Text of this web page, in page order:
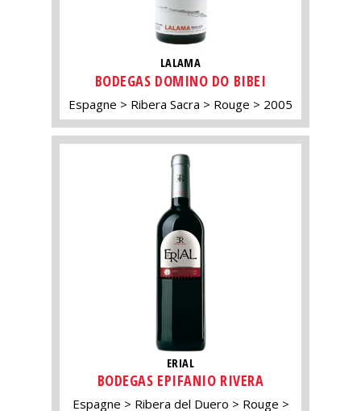
LALAMA
BODEGAS DOMINO DO BIBEI
Espagne Ribera Sacra Rouge 2005
ERIAL
BODEGAS EPIFANIO RIVERA
Espagne Ribera del Duero
Rouge